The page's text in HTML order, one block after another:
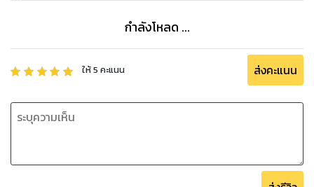
กำลังโหลด ...
ให้5 คะแนน ส่งคะแนน